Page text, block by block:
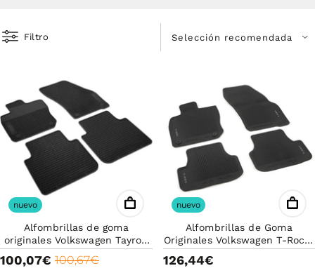
Filtro
Alfombrillas de goma
originales Volkswagen Tayron
57L061550041
100,67€
100,07€
nuevo
Alfombrillas de Goma
Originales Volkswagen T-Roc a
partir 2026 | Ref.
2GV06150082V | Juego
126,44€
nuevo